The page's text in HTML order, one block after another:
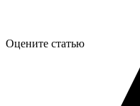
Оцените статью